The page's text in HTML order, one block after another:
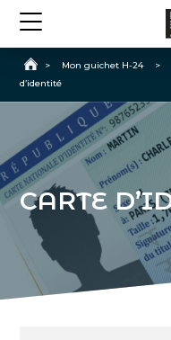
Accueil
> Mon guichet H-24 >
d’identité
CARTE